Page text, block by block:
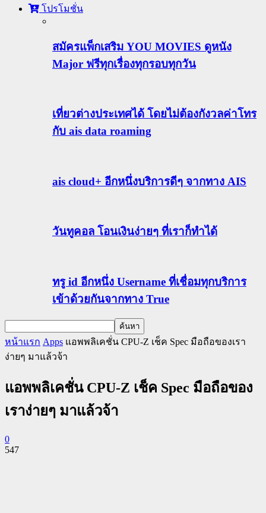
โปรโมชั่น
สมัครแพ็กเสริม YOU MOVIES ดูหนัง
Major ฟรีทุกเรื่องทุกรอบทุกวัน
เที่ยวต่างประเทศได้ โดยไม่ต้องกังวลค่าโทร
กับ ais data roaming
ais cloud+ อีกหนึ่งบริการดีๆ จากทาง AIS
วันทูคอล โอนเงินง่ายๆ ที่เราก็ทำได้
ทรู id อีกหนึ่ง Username ที่เชื่อมทุกบริการ
เข้าด้วยกันจากทาง True
หน้าแรก Apps แอพพลิเคชั่น CPU-Z เช็ค Spec มือถือของเรา
ง่ายๆ มาแล้วจ้า
แอพพลิเคชั่น CPU-Z เช็ค Spec มือถือของ
เราง่ายๆ มาแล้วจ้า
0
547